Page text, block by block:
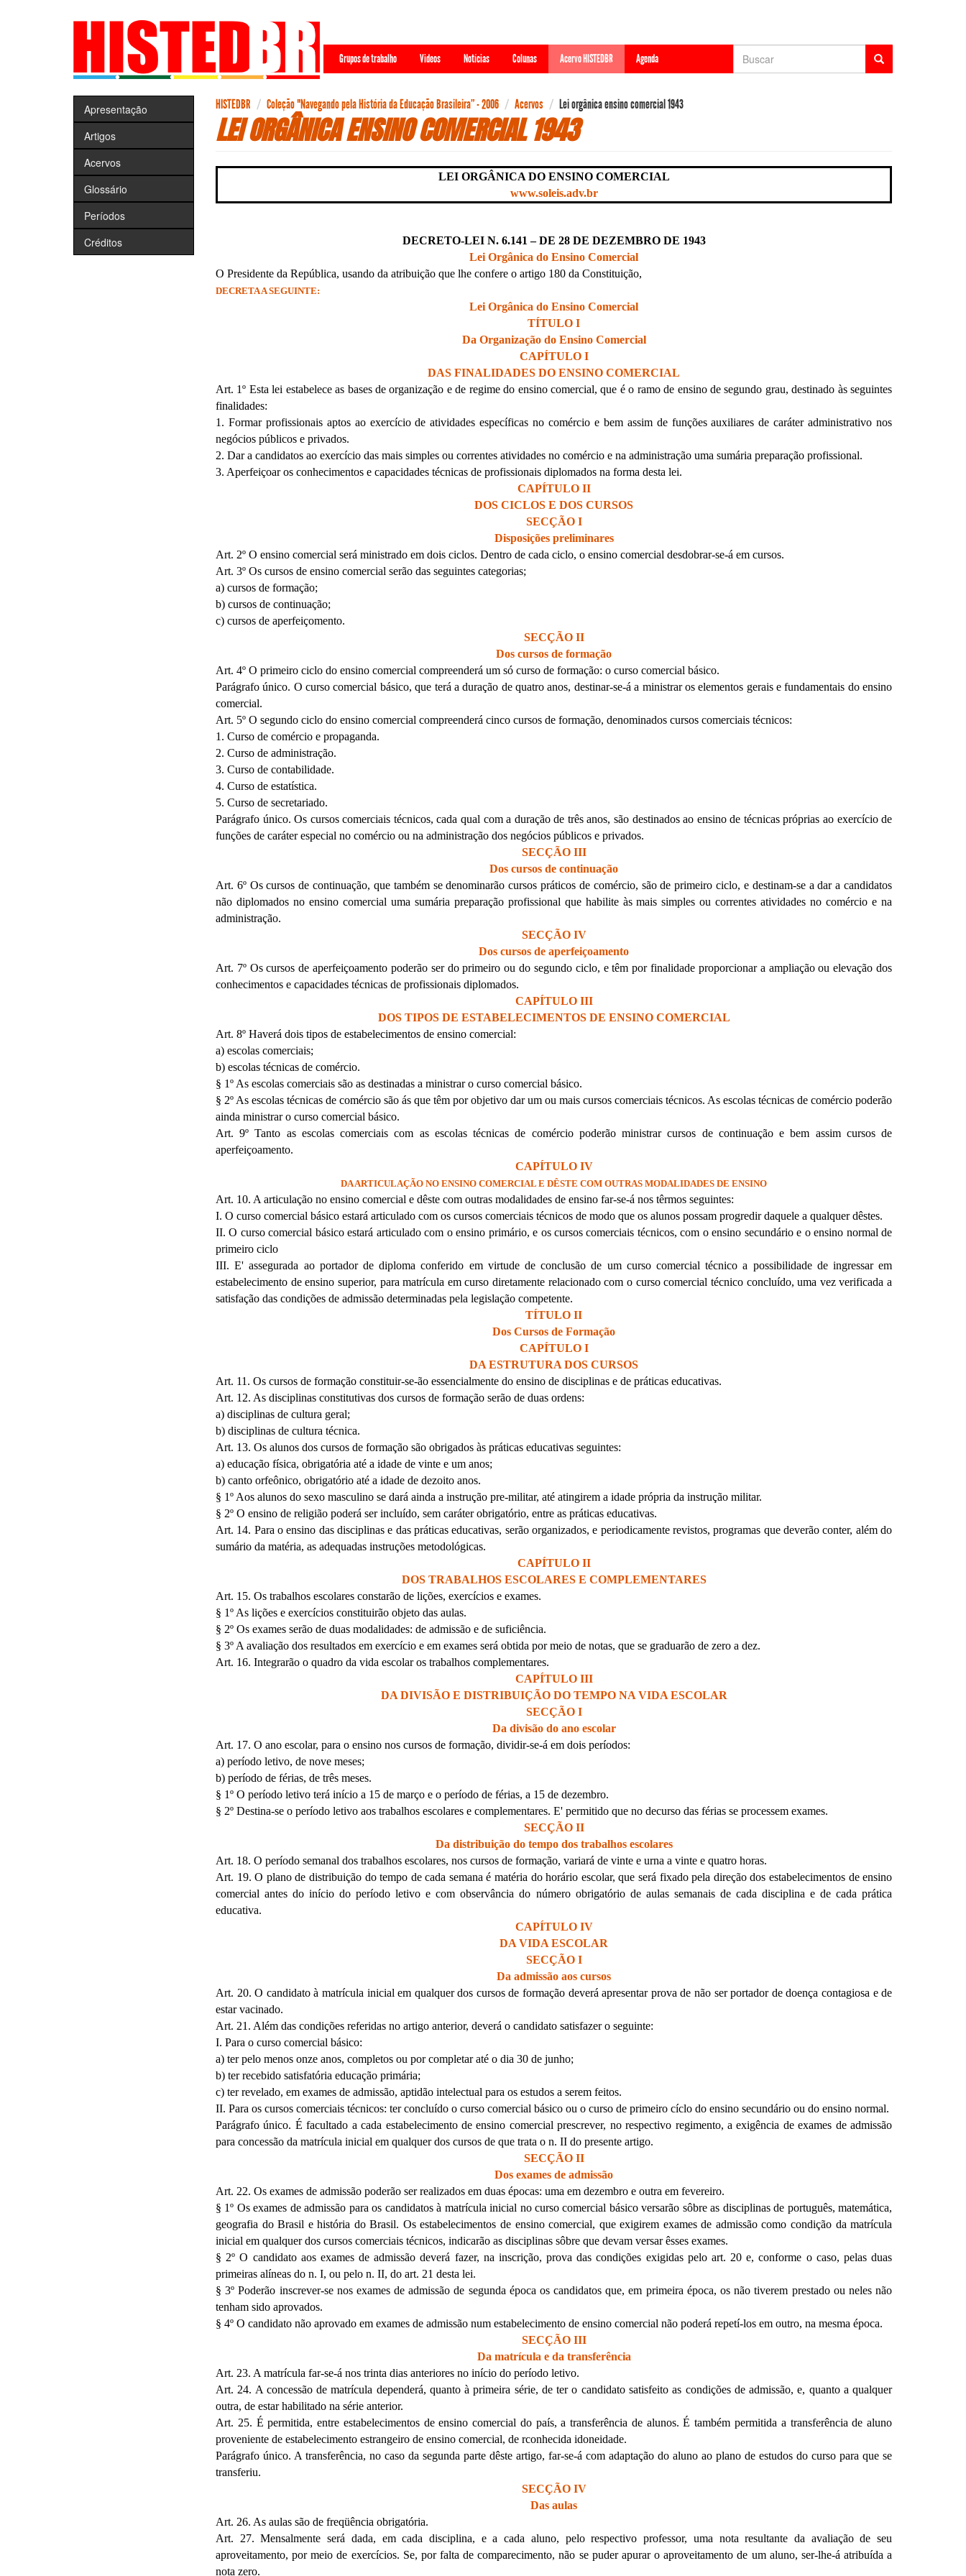
Grupos de trabalho Videos Notícias Colunas Acervo HISTEDBR Agenda Formulário
de
Apresentação
Artigos
Acervos
Glossário
Períodos
Créditos
HISTEDBR Coleção "Navegando pela História da Educação Brasileira” - 2006 Acervos Lei orgânica ensino comercial 1943
LEI ORGÂNICA ENSINO COMERCIAL 1943
LEI ORGÂNICA DO ENSINO COMERCIAL
www.soleis.adv.br
DECRETO-LEI N. 6.141 – DE 28 DE DEZEMBRO DE 1943
Lei Orgânica do Ensino Comercial
O Presidente da República, usando da atribuição que lhe confere o artigo 180 da Constituição,
DECRETA A SEGUINTE:
Lei Orgânica do Ensino Comercial
TÍTULO I
Da Organização do Ensino Comercial
CAPÍTULO I
DAS FINALIDADES DO ENSINO COMERCIAL
Art. 1º Esta lei estabelece as bases de organização e de regime do ensino comercial, que é o ramo de ensino de segundo grau, destinado às seguintes
finalidades:
1. Formar profissionais aptos ao exercício de atividades específicas no comércio e bem assim de funções auxiliares de caráter administrativo nos
negócios públicos e privados.
2. Dar a candidatos ao exercício das mais simples ou correntes atividades no comércio e na administração uma sumária preparação profissional.
3. Aperfeiçoar os conhecimentos e capacidades técnicas de profissionais diplomados na forma desta lei.
CAPÍTULO II
DOS CICLOS E DOS CURSOS
SECÇÃO I
Disposições preliminares
Art. 2º O ensino comercial será ministrado em dois ciclos. Dentro de cada ciclo, o ensino comercial desdobrar-se-á em cursos.
Art. 3º Os cursos de ensino comercial serão das seguintes categorias;
a) cursos de formação;
b) cursos de continuação;
c) cursos de aperfeiçomento.
SECÇÃO II
Dos cursos de formação
Art. 4º O primeiro ciclo do ensino comercial compreenderá um só curso de formação: o curso comercial básico.
Parágrafo único. O curso comercial básico, que terá a duração de quatro anos, destinar-se-á a ministrar os elementos gerais e fundamentais do ensino
comercial.
Art. 5º O segundo ciclo do ensino comercial compreenderá cinco cursos de formação, denominados cursos comerciais técnicos:
1. Curso de comércio e propaganda.
2. Curso de administração.
3. Curso de contabilidade.
4. Curso de estatística.
5. Curso de secretariado.
Parágrafo único. Os cursos comerciais técnicos, cada qual com a duração de três anos, são destinados ao ensino de técnicas próprias ao exercício de
funções de caráter especial no comércio ou na administração dos negócios públicos e privados.
SECÇÃO III
Dos cursos de continuação
Art. 6º Os cursos de continuação, que também se denominarão cursos práticos de comércio, são de primeiro ciclo, e destinam-se a dar a candidatos
não diplomados no ensino comercial uma sumária preparação profissional que habilite às mais simples ou correntes atividades no comércio e na
administração.
SECÇÃO IV
Dos cursos de aperfeiçoamento
Art. 7º Os cursos de aperfeiçoamento poderão ser do primeiro ou do segundo ciclo, e têm por finalidade proporcionar a ampliação ou elevação dos
conhecimentos e capacidades técnicas de profissionais diplomados.
CAPÍTULO III
DOS TIPOS DE ESTABELECIMENTOS DE ENSINO COMERCIAL
Art. 8º Haverá dois tipos de estabelecimentos de ensino comercial:
a) escolas comerciais;
b) escolas técnicas de comércio.
§ 1º As escolas comerciais são as destinadas a ministrar o curso comercial básico.
§ 2º As escolas técnicas de comércio são ás que têm por objetivo dar um ou mais cursos comerciais técnicos. As escolas técnicas de comércio poderão
ainda ministrar o curso comercial básico.
Art. 9º Tanto as escolas comerciais com as escolas técnicas de comércio poderão ministrar cursos de continuação e bem assim cursos de
aperfeiçoamento.
CAPÍTULO IV
DA ARTICULAÇÃO NO ENSINO COMERCIAL E DÊSTE COM OUTRAS MODALIDADES DE ENSINO
Art. 10. A articulação no ensino comercial e dêste com outras modalidades de ensino far-se-á nos têrmos seguintes:
I. O curso comercial básico estará articulado com os cursos comerciais técnicos de modo que os alunos possam progredir daquele a qualquer dêstes.
II. O curso comercial básico estará articulado com o ensino primário, e os cursos comerciais técnicos, com o ensino secundário e o ensino normal de
primeiro ciclo
III. E' assegurada ao portador de diploma conferido em virtude de conclusão de um curso comercial técnico a possibilidade de ingressar em
estabelecimento de ensino superior, para matrícula em curso diretamente relacionado com o curso comercial técnico concluído, uma vez verificada a
satisfação das condições de admissão determinadas pela legislação competente.
TÍTULO II
Dos Cursos de Formação
CAPÍTULO I
DA ESTRUTURA DOS CURSOS
Art. 11. Os cursos de formação constituir-se-ão essencialmente do ensino de disciplinas e de práticas educativas.
Art. 12. As disciplinas constitutivas dos cursos de formação serão de duas ordens:
a) disciplinas de cultura geral;
b) disciplinas de cultura técnica.
Art. 13. Os alunos dos cursos de formação são obrigados às práticas educativas seguintes:
a) educação física, obrigatória até a idade de vinte e um anos;
b) canto orfeônico, obrigatório até a idade de dezoito anos.
§ 1º Aos alunos do sexo masculino se dará ainda a instrução pre-militar, até atingirem a idade própria da instrução militar.
§ 2º O ensino de religião poderá ser incluído, sem caráter obrigatório, entre as práticas educativas.
Art. 14. Para o ensino das disciplinas e das práticas educativas, serão organizados, e periodicamente revistos, programas que deverão conter, além do
sumário da matéria, as adequadas instruções metodológicas.
CAPÍTULO II
DOS TRABALHOS ESCOLARES E COMPLEMENTARES
Art. 15. Os trabalhos escolares constarão de lições, exercícios e exames.
§ 1º As lições e exercícios constituirão objeto das aulas.
§ 2º Os exames serão de duas modalidades: de admissão e de suficiência.
§ 3º A avaliação dos resultados em exercício e em exames será obtida por meio de notas, que se graduarão de zero a dez.
Art. 16. Integrarão o quadro da vida escolar os trabalhos complementares.
CAPÍTULO III
DA DIVISÃO E DISTRIBUIÇÃO DO TEMPO NA VIDA ESCOLAR
SECÇÃO I
Da divisão do ano escolar
Art. 17. O ano escolar, para o ensino nos cursos de formação, dividir-se-á em dois períodos:
a) período letivo, de nove meses;
b) período de férias, de três meses.
§ 1º O período letivo terá início a 15 de março e o período de férias, a 15 de dezembro.
§ 2º Destina-se o período letivo aos trabalhos escolares e complementares. E' permitido que no decurso das férias se processem exames.
SECÇÃO II
Da distribuição do tempo dos trabalhos escolares
Art. 18. O período semanal dos trabalhos escolares, nos cursos de formação, variará de vinte e urna a vinte e quatro horas.
Art. 19. O plano de distribuição do tempo de cada semana é matéria do horário escolar, que será fixado pela direção dos estabelecimentos de ensino
comercial antes do início do período letivo e com observância do número obrigatório de aulas semanais de cada disciplina e de cada prática
educativa.
CAPÍTULO IV
DA VIDA ESCOLAR
SECÇÃO I
Da admissão aos cursos
Art. 20. O candidato à matrícula inicial em qualquer dos cursos de formação deverá apresentar prova de não ser portador de doença contagiosa e de
estar vacinado.
Art. 21. Além das condições referidas no artigo anterior, deverá o candidato satisfazer o seguinte:
I. Para o curso comercial básico:
a) ter pelo menos onze anos, completos ou por completar até o dia 30 de junho;
b) ter recebido satisfatória educação primária;
c) ter revelado, em exames de admissão, aptidão intelectual para os estudos a serem feitos.
II. Para os cursos comerciais técnicos: ter concluído o curso comercial básico ou o curso de primeiro cíclo do ensino secundário ou do ensino normal.
Parágrafo único. É facultado a cada estabelecimento de ensino comercial prescrever, no respectivo regimento, a exigência de exames de admissão
para concessão da matrícula inicial em qualquer dos cursos de que trata o n. II do presente artigo.
SECÇÃO II
Dos exames de admissão
Art. 22. Os exames de admissão poderão ser realizados em duas épocas: uma em dezembro e outra em fevereiro.
§ 1º Os exames de admissão para os candidatos à matrícula inicial no curso comercial básico versarão sôbre as disciplinas de português, matemática,
geografia do Brasil e história do Brasil. Os estabelecimentos de ensino comercial, que exigirem exames de admissão como condição da matrícula
inicial em qualquer dos cursos comerciais técnicos, indicarão as disciplinas sôbre que devam versar êsses exames.
§ 2º O candidato aos exames de admissão deverá fazer, na inscrição, prova das condições exigidas pelo art. 20 e, conforme o caso, pelas duas
primeiras alíneas do n. I, ou pelo n. II, do art. 21 desta lei.
§ 3º Poderão inscrever-se nos exames de admissão de segunda época os candidatos que, em primeira época, os não tiverem prestado ou neles não
tenham sido aprovados.
§ 4º O candidato não aprovado em exames de admissão num estabelecimento de ensino comercial não poderá repetí-los em outro, na mesma época.
SECÇÃO III
Da matrícula e da transferência
Art. 23. A matrícula far-se-á nos trinta dias anteriores no início do período letivo.
Art. 24. A concessão de matrícula dependerá, quanto à primeira série, de ter o candidato satisfeito as condições de admissão, e, quanto a qualquer
outra, de estar habilitado na série anterior.
Art. 25. É permitida, entre estabelecimentos de ensino comercial do país, a transferência de alunos. É também permitida a transferência de aluno
proveniente de estabelecimento estrangeiro de ensino comercial, de rconhecida idoneidade.
Parágrafo único. A transferência, no caso da segunda parte dêste artigo, far-se-á com adaptação do aluno ao plano de estudos do curso para que se
transferiu.
SECÇÃO IV
Das aulas
Art. 26. As aulas são de freqüência obrigatória.
Art. 27. Mensalmente será dada, em cada disciplina, e a cada aluno, pelo respectivo professor, uma nota resultante da avaliação de seu
aproveitamento, por meio de exercícios. Se, por falta de comparecimento, não se puder apurar o aproveitamento de um aluno, ser-lhe-á atribuída a
nota zero.